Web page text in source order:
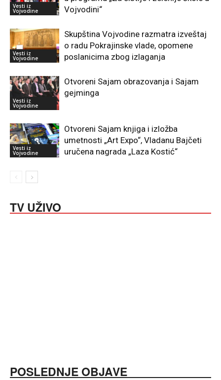
Vesti iz
Vojvodine
Vojvodini“
Vesti iz
Vojvodine
Skupština Vojvodine razmatra izveštaj
o radu Pokrajinske vlade, opomene
poslanicima zbog izlaganja
Vesti iz
Vojvodine
Otvoreni Sajam obrazovanja i Sajam
gejminga
Vesti iz
Vojvodine
Otvoreni Sajam knjiga i izložba
umetnosti „Art Expo“, Vladanu Bajčeti
uručena nagrada „Laza Kostić“
TV UŽIVO
POSLEDNJE OBJAVE